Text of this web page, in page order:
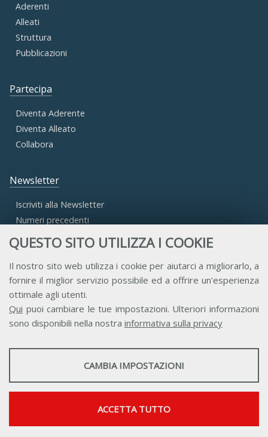
QUESTO SITO UTILIZZA I COOKIE
Il nostro sito web utilizza i cookie per aiutarci a migliorarlo, a
fornire il miglior servizio possibile ed a offrire un'esperienza
ottimale agli utenti.
Qui puoi cambiare le tue impostazioni. Ulteriori informazioni
sono disponibili nella nostra informativa sulla privacy
STATISTICHE
Mostra maggiori informazioni
Google Analytics
CAMBIA IMPOSTAZIONI
ACCETTA TUTTO
Aderenti
Alleati
Struttura
Pubblicazioni
Partecipa
Diventa Aderente
Diventa Alleato
Collabora
Newsletter
Iscriviti alla Newsletter
Numeri precedenti
Accesso Aderenti
Accesso Consulta
Accesso Team
Contatti Privacy Trasparenza Credits